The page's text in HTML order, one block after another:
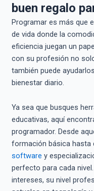
buen regalo
Programar es más que
de vida donde la
eficiencia juegan un
con su profesión no
también puede
bienestar diario.
Ya sea que busques
educativas, aquí
programador. Desde
formación básica hasta
software y
perfecto para cada
intereses, su nivel